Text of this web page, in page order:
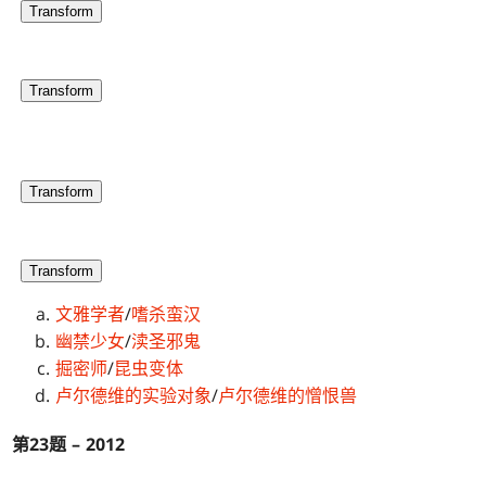
Transform
Transform
Transform
Transform
文雅学者/嗜杀蛮汉
幽禁少女/渎圣邪鬼
掘密师/昆虫变体
卢尔德维的实验对象/卢尔德维的憎恨兽
第23题 – 2012